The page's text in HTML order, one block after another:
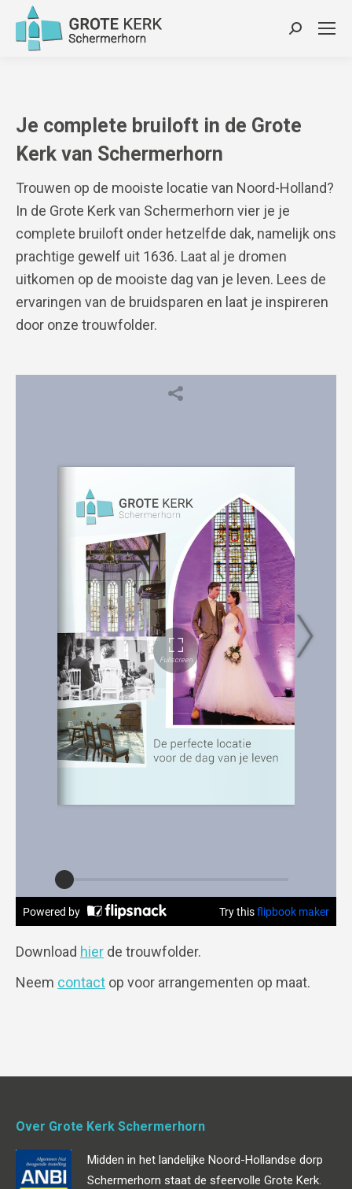
Zoeken:
Je complete bruiloft in de Grote
Kerk van Schermerhorn
Trouwen op de mooiste locatie van Noord-Holland?
In de Grote Kerk van Schermerhorn vier je je
complete bruiloft onder hetzelfde dak, namelijk ons
prachtige gewelf uit 1636. Laat al je dromen
uitkomen op de mooiste dag van je leven. Lees de
ervaringen van de bruidsparen en laat je inspireren
door onze trouwfolder.
Download hier de trouwfolder.
Neem contact op voor arrangementen op maat.
Over Grote Kerk Schermerhorn
Midden in het landelijke Noord-Hollandse dorp
Schermerhorn staat de sfeervolle Grote Kerk.